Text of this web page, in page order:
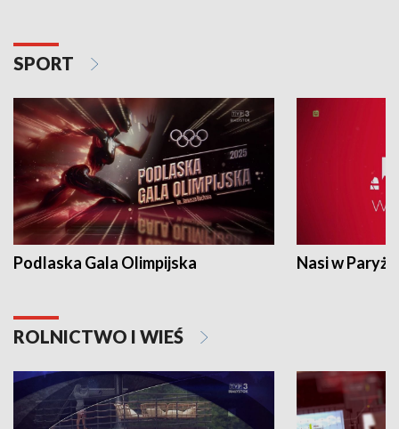
SPORT
Podlaska Gala Olimpijska Nasi w Paryżu
ROLNICTWO I WIEŚ